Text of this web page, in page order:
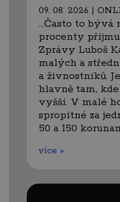
09. 08. 2026 |
…Často to bývá
procenty
Zprávy Luboš
malých a
a živnostníků.
hlavně tam,
vyšší. V malé
spropitné za
50 a 150
více »